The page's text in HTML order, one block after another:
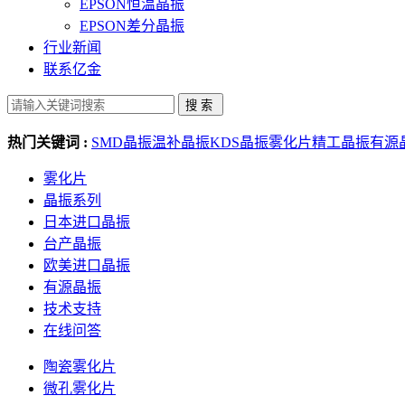
EPSON恒温晶振
EPSON差分晶振
行业新闻
联系亿金
热门关键词 : SMD晶振温补晶振KDS晶振雾化片精工晶振有源
雾化片
晶振系列
日本进口晶振
台产晶振
欧美进口晶振
有源晶振
技术支持
在线问答
陶瓷雾化片
微孔雾化片